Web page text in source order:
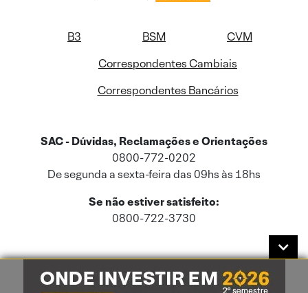
B3 BSM
CVM
Correspondentes Cambiais
Correspondentes Bancários
SAC - Dúvidas, Reclamações e Orientações
0800-772-0202
De segunda a sexta-feira das 09hs às 18hs
Se não estiver satisfeito:
0800-722-3730
Este site usa cookies e dados pessoais de acordo com a nossaPolítica de
Cookies
e a nossaPolítica de Privacidade.